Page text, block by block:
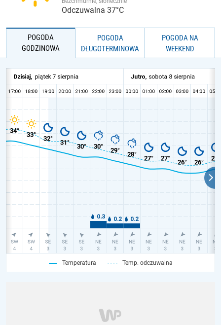
Odczuwalna 37°C
POGODA
GODZINOWA
POGODA
DŁUGOTERMINOWA
POGODA NA
WEEKEND
Temperatura Temp. odczuwalna